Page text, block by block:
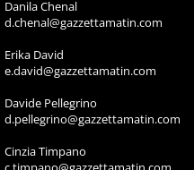
Danila Chenal
d.chenal@gazzettamatin.com
Erika David
e.david@gazzettamatin.com
Davide Pellegrino
d.pellegrino@gazzettamatin.com
Cinzia Timpano